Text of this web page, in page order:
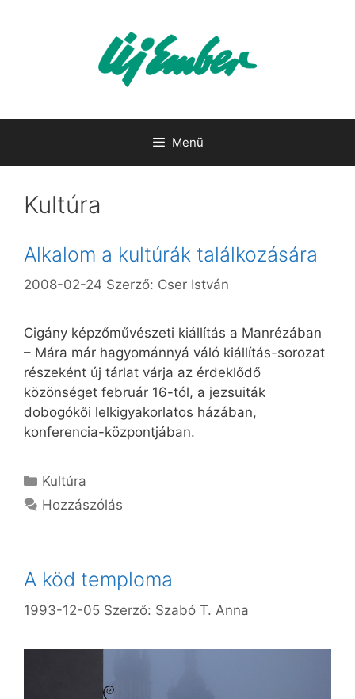
Menü
Kultúra
Alkalom a kultúrák találkozására
2008-02-24 Szerző: Cser István
Cigány képzőművészeti kiállítás a Manrézában
– Mára már hagyománnyá váló kiállítás-sorozat
részeként új tárlat várja az érdeklődő
közönséget február 16-tól, a jezsuiták
dobogókői lelkigyakorlatos házában,
konferencia-központjában.
Kategória
Kultúra
Hozzászólás
A köd temploma
1993-12-05 Szerző: Szabó T. Anna